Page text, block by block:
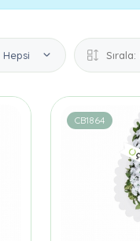
Hepsi Sırala:
CB1864